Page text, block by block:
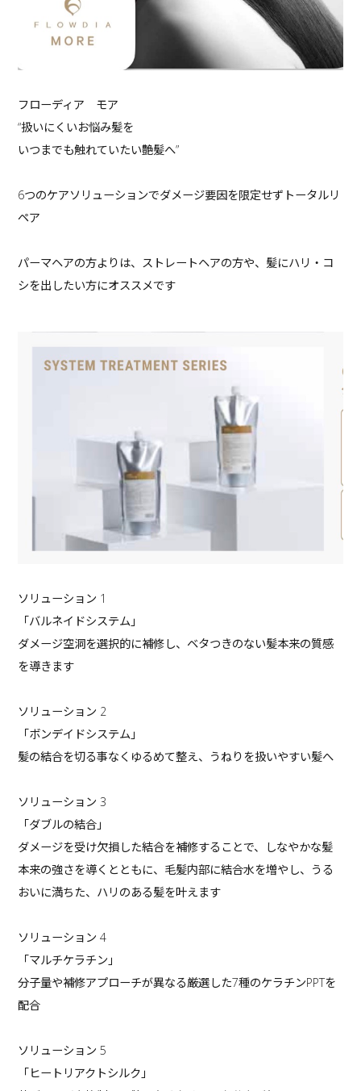
フローディア モア
“扱いにくいお悩み髪を
いつまでも触れていたい艶髪へ”
6つのケアソリューションでダメージ要因を限定せずトータルリ
ペア
パーマヘアの方よりは、ストレートヘアの方や、髪にハリ・コ
シを出したい方にオススメです
ソリューション 1
「バルネイドシステム」
ダメージ空洞を選択的に補修し、ベタつきのない髪本来の質感
を導きます
ソリューション 2
「ボンデイドシステム」
髪の結合を切る事なくゆるめて整え、うねりを扱いやすい髪へ
ソリューション 3
「ダブルの結合」
ダメージを受け欠損した結合を補修することで、しなやかな髪
本来の強さを導くとともに、毛髪内部に結合水を増やし、うる
おいに満ちた、ハリのある髪を叶えます
ソリューション 4
「マルチケラチン」
分子量や補修アプローチが異なる厳選した7種のケラチンPPTを
配合
ソリューション 5
「ヒートリアクトシルク」